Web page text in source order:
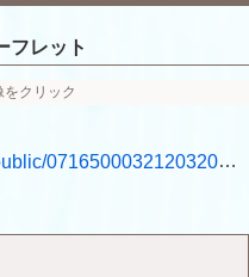
フレット
クリック
0716500032120320.pdf